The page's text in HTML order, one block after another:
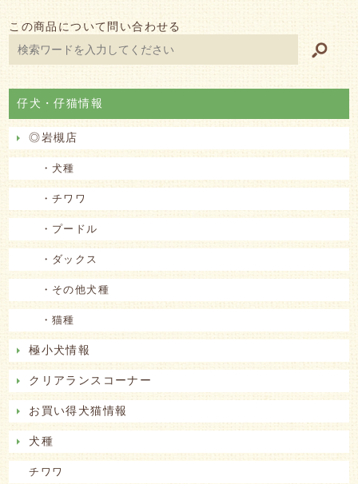
この商品について問い合わせる
仔犬・仔猫情報
◎岩槻店
・犬種
・チワワ
・プードル
・ダックス
・その他犬種
・猫種
極小犬情報
クリアランスコーナー
お買い得犬猫情報
犬種
チワワ